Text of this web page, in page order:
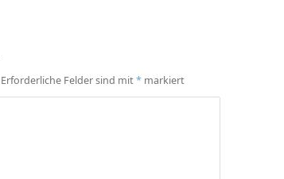
Erforderliche Felder sind mit* markiert